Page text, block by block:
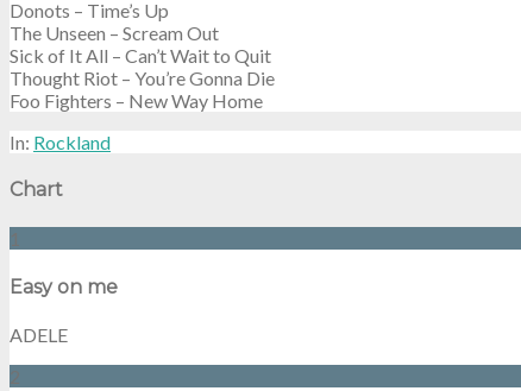
Donots – Time’s Up
The Unseen – Scream Out
Sick of It All – Can’t Wait to Quit
Thought Riot – You’re Gonna Die
Foo Fighters – New Way Home
In: Rockland
Chart
1
Easy on me
ADELE
2